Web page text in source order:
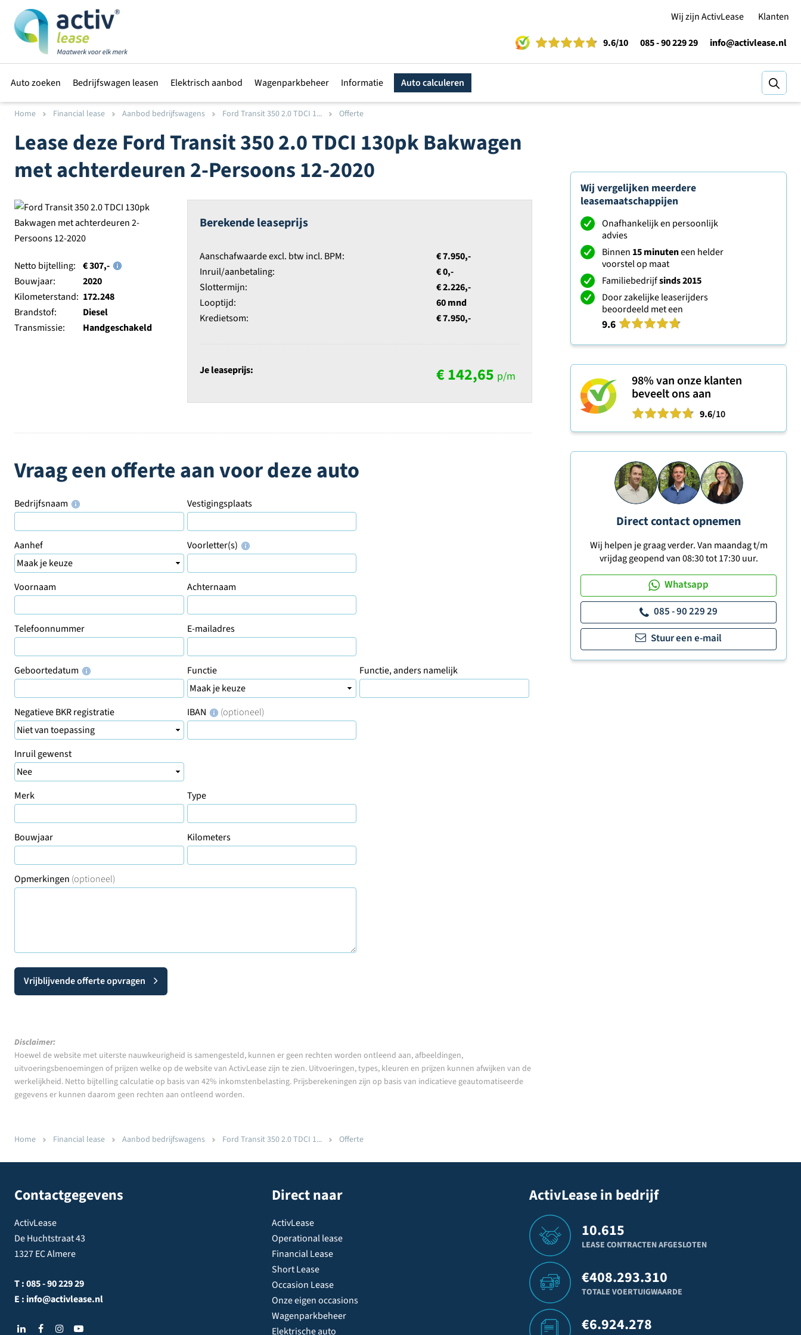
Wij zijn ActivLease
Klanten
9.6/10 085 - 90 229 29 info@activlease.nl
Auto zoeken Bedrijfswagen leasen Elektrisch aanbod Wagenparkbeheer Informatie Auto calculeren
Home Financial lease Aanbod bedrijfswagens Ford Transit 350 2.0 TDCI 1... Offerte
Lease dezeFordTransit 350 2.0 TDCI 130pk Bakwagen
met achterdeuren 2-Persoons 12-2020
Netto bijtelling: € 307,-
Bouwjaar:
2020
Kilometerstand: 172.248
Brandstof:
Diesel
Transmissie:
Handgeschakeld
Berekende leaseprijs
Aanschafwaarde excl. btw incl. BPM:
€ 7.950,-
Inruil/aanbetaling:
€ 0,-
Slottermijn:
€ 2.226,-
Looptijd:
60 mnd
Kredietsom:
€ 7.950,-
Je leaseprijs: € 142,65 p/m
Vraag een offerte aan voor deze auto
Bedrijfsnaam Vestigingsplaats
Aanhef Voorletter(s)
Voornaam Achternaam
Telefoonnummer E-mailadres
Geboortedatum Functie Functie, anders namelijk
Negatieve BKR registratie IBAN (optioneel)
Inruil gewenst
Merk Type
Bouwjaar Kilometers
Opmerkingen (optioneel)
Vrijblijvende offerte opvragen
Disclaimer:
Hoewel de website met uiterste nauwkeurigheid is samengesteld, kunnen er geen rechten worden ontleend aan, afbeeldingen,
uitvoeringsbenoemingen of prijzen welke op de website van ActivLease zijn te zien. Uitvoeringen, types, kleuren en prijzen kunnen afwijken van de
werkelijkheid. Netto bijtelling calculatie op basis van 42% inkomstenbelasting. Prijsberekeningen zijn op basis van indicatieve geautomatiseerde
gegevens er kunnen daarom geen rechten aan ontleend worden.
Wij vergelijken meerdere
leasemaatschappijen
Onafhankelijk en persoonlijk
advies
Binnen 15 minuteneen helder
voorstel op maat
Familiebedrijfsinds 2015
Door zakelijke leaserijders
beoordeeld met een
9.6
98%van onze klanten
beveelt ons aan
9.6/10
Direct contact opnemen
Wij helpen je graag verder. Van maandag t/m
vrijdag geopend van 08:30 tot 17:30 uur.
Whatsapp
085 - 90 229 29
Stuur een e-mail
Home Financial lease Aanbod bedrijfswagens Ford Transit 350 2.0 TDCI 1... Offerte
Contactgegevens
ActivLease
De Huchtstraat 43
1327 EC Almere
T :085 - 90 229 29
E : info@activlease.nl
Direct naar
ActivLease
Operational lease
Financial Lease
Short Lease
Occasion Lease
Onze eigen occasions
Wagenparkbeheer
Elektrische auto
ActivLease in bedrijf
10.615
LEASE CONTRACTEN AFGESLOTEN
€408.293.310
TOTALE VOERTUIGWAARDE
€6.924.278